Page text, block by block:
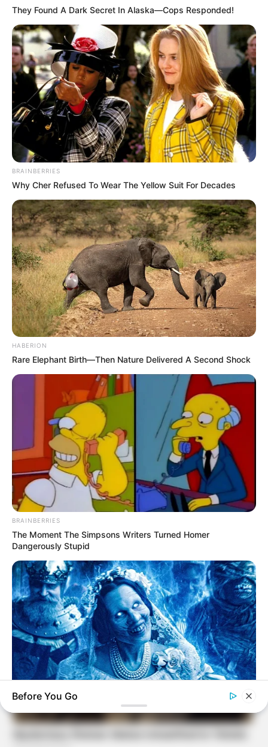
They Found A Dark Secret In Alaska—Cops Responded!
BRAINBERRIES
Why Cher Refused To Wear The Yellow Suit For Decades
HABERION
Rare Elephant Birth—Then Nature Delivered A Second Shock
BRAINBERRIES
The Moment The Simpsons Writers Turned Homer
Dangerously Stupid
Disney Spent Millions On These Movies... And Nobody
Before You Go